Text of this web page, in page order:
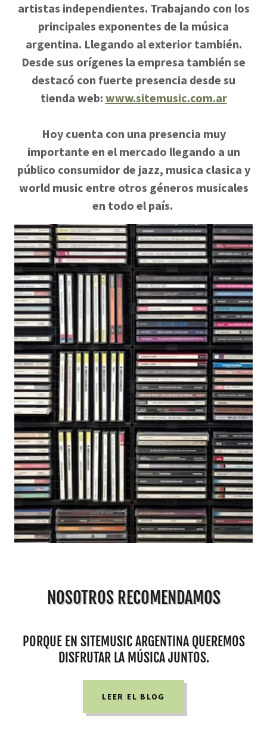
artistas independientes. Trabajando con los
principales exponentes de la música
argentina. Llegando al exterior también.
Desde sus orígenes la empresa también se
destacó con fuerte presencia desde su
tienda web: www.sitemusic.com.ar
Hoy cuenta con una presencia muy
importante en el mercado llegando a un
público consumidor de jazz, musica clasica y
world music entre otros géneros musicales
en todo el país.
NOSOTROS RECOMENDAMOS
PORQUE EN SITEMUSIC ARGENTINA QUEREMOS
DISFRUTAR LA MÚSICA JUNTOS.
LEER EL BLOG